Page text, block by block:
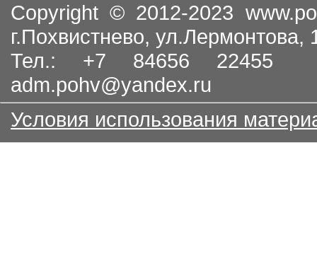
Copyright © 2012-2023
г.Похвистнево, ул.Лермонтова,
Тел.: +7 84656
adm.pohv@yandex.ru
Условия использования